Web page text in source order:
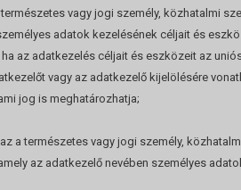
természetes vagy jogi személy, közhatalmi
adatok kezelésének céljait és
az adatkezelés céljait és eszközeit az
vagy az adatkezelő kijelölésére
jog is meghatározhatja;
az a természetes vagy jogi személy,
az adatkezelő nevében személyes